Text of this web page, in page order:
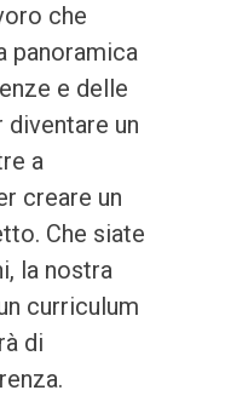
che
panoramica
e delle
un
a
creare un
Che siate
la nostra
curriculum
di